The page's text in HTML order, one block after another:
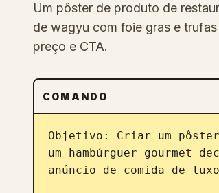
Um pôster de produto de
de wagyu com foie gras e
preço e CTA.
COMANDO
Objetivo: Criar um
um hambúrguer gourmet
anúncio de comida de